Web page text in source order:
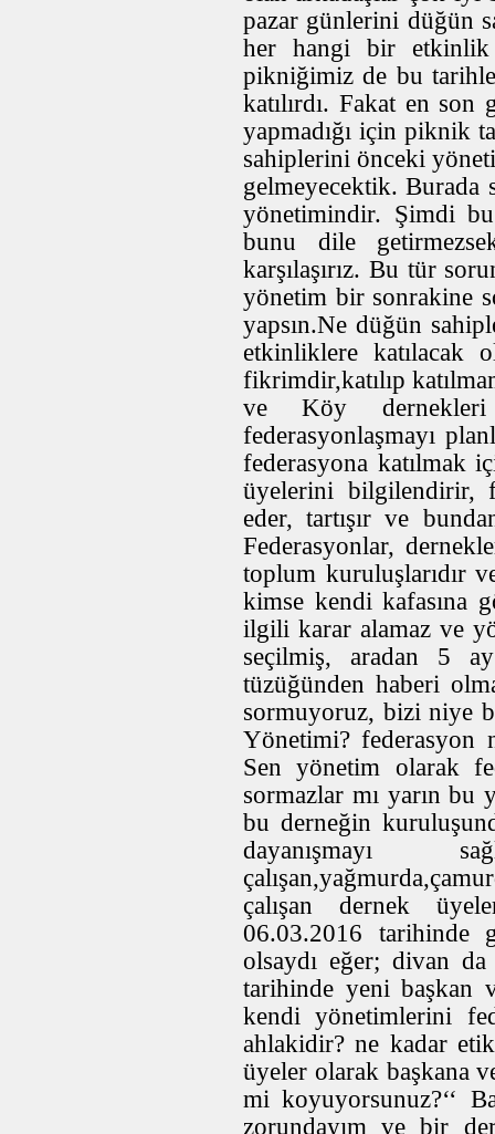
pazar günlerini düğün
her hangi bir etkinlik
pikniğimiz de bu
katılırdı. Fakat en
yapmadığı için piknik
sahiplerini önceki
gelmeyecektik.
yönetimindir. Şimdi bu
bunu dile
karşılaşırız. Bu tür
yönetim bir sonrakine
yapsın.Ne düğün
etkinliklere katılacak
fikrimdir,katılıp
ve Köy dernekleri
federasyonlaşmayı
federasyona katılmak
üyelerini bilgilendirir,
eder, tartışır ve
Federasyonlar,
toplum kuruluşlarıdır
kimse kendi kafasına
ilgili karar alamaz ve
seçilmiş, aradan 5
tüzüğünden haberi
sormuyoruz, bizi niye
Yönetimi? federasyon
Sen yönetim olarak
sormazlar mı yarın
bu derneğin
çalışan dernek
06.03.2016
olsaydı eğer; divan
tarihinde yeni başkan
kendi yönetimlerini
ahlakidir? ne kadar
üyeler olarak başkana
mi koyuyorsunuz?‘‘
zorundayım ve bir